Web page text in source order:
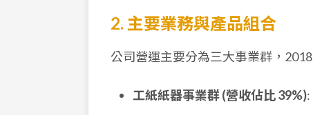
2. 主要業務與產品組合
公司營運主要分為三大事業群，
工紙紙器事業群 (營收佔比 39%):